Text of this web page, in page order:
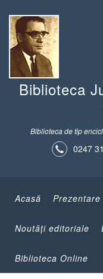
Biblioteca
Biblioteca de tip
0247
Acasă Prezentare
Noutăţi editoriale
Biblioteca Online